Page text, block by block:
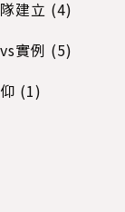
建立 (4)
實例 (5)
(1)